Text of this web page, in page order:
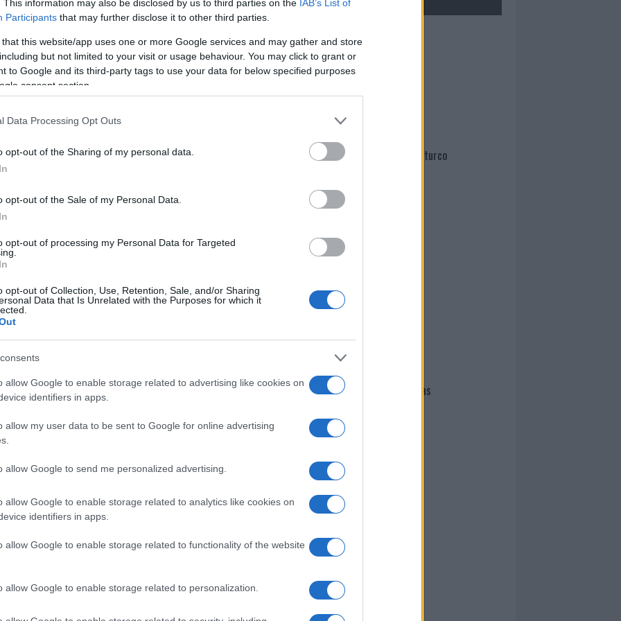
This information may also be disclosed by us to third parties on the IAB’s List of
Participants that may further disclose it to other third parties.
that this website/app uses one or more Google services and may gather and store
but not limited to your visit or usage behaviour. You may click to grant or
to Google and its third-party tags to use your data for below specified purposes
consent section.
Data Processing Opt Outs
opt-out of the Sharing of my personal data.
opt-out of the Sale of my Personal Data.
opt-out of processing my Personal Data for Targeted
opt-out of Collection, Use, Retention, Sale, and/or Sharing
Data that Is Unrelated with the Purposes for which it
allow Google to enable storage related to advertising like cookies on
identifiers in apps.
allow my user data to be sent to Google for online advertising
allow Google to send me personalized advertising.
allow Google to enable storage related to analytics like cookies on
identifiers in apps.
allow Google to enable storage related to functionality of the website
allow Google to enable storage related to personalization.
Cristian Totti attaccato sui social perché non è
uno psicologo sportivo. Cristian Totti preso di mira
sui social perché non sarebbe abbastanza…
Coppa Italia, primo derby stagionale tra
Ilvamaddalena e Olbia, passano i leoni
di Serie D contro l’Olbia. E’ ufficialmente iniziata la
stagione di Serie D, che quest’anno vedrà l”una
L’incredibile gol dell’olbiese Alessandro
Aloia diventa virale: “Ci provo sempre”
È virale il video del gol di Alessandro Aloia. Il
attualmente attaccante del Costa Orientale Sarda,
ha segnato il gol più bello dello…
Arzachena Academy Costa Smeralda, ore
contate per l’iscrizione alla Serie D, gli
scenari possibili
Meno di 8 ore per l’iscrizione al Campionato di Serie
precipizio, dopo uno straordinario campionato in
Mario Malu
Paolo Pinna
Martina Agostina Diturco
Giovannimaria Cabras